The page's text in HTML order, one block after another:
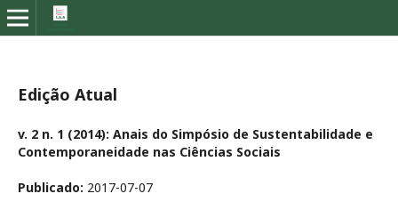
Edição Atual
v. 2 n. 1 (2014): Anais do Simpósio de Sustentabilidade e
Contemporaneidade nas Ciências Sociais
Publicado: 2017-07-07